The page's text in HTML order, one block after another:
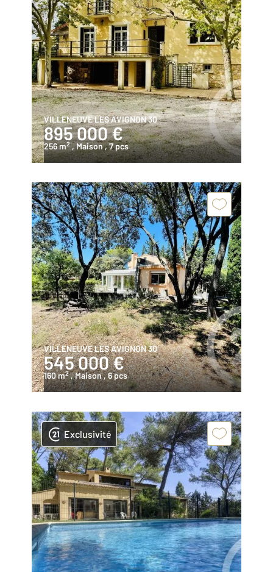
VILLENEUVE LES AVIGNON 30
895 000 €
256 m2 , Maison, 7 pcs
VILLENEUVE LES AVIGNON 30
545 000 €
160 m2 , Maison, 6 pcs
Exclusivité